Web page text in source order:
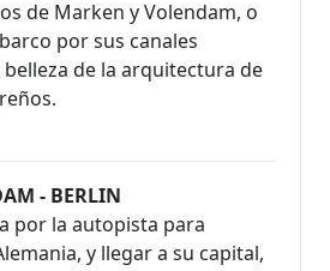
de Marken y Volendam, o
por sus canales
de la arquitectura de
- BERLIN
por la autopista para
y llegar a su capital,